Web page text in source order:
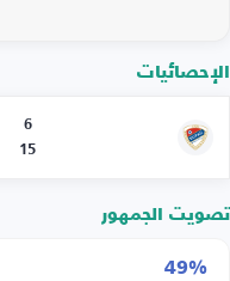
الإحصائيات
6
15
تصويت الجمهور
49%